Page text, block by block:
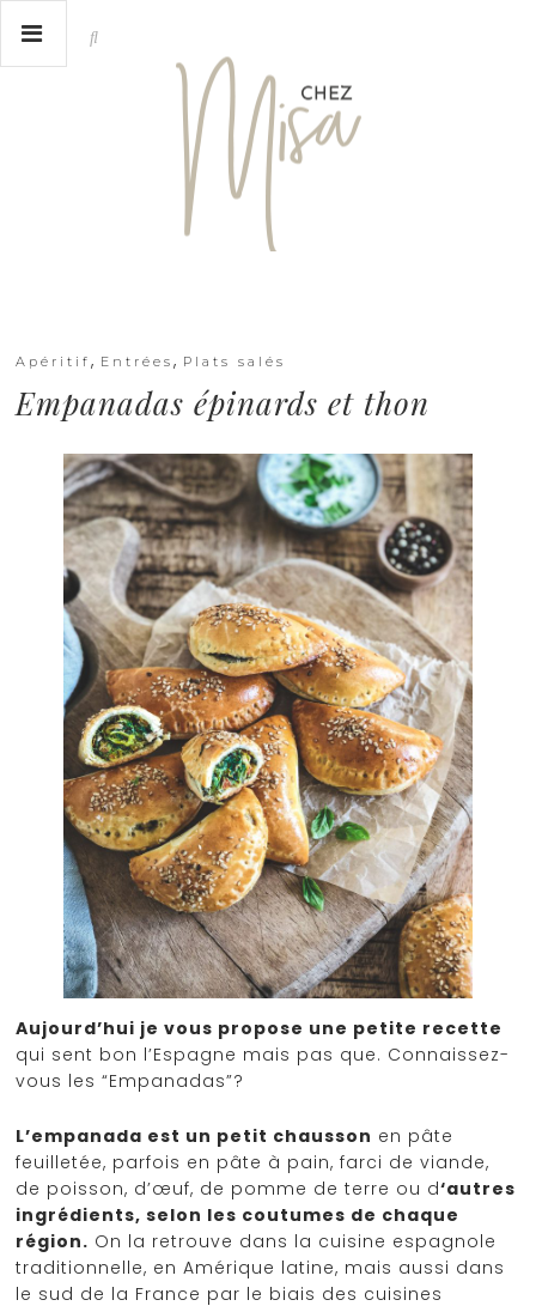
Apéritif, Entrées, Plats salés
Empanadas épinards et thon
Aujourd’hui je vous propose une petite recette
qui sent bon l’Espagne mais pas que. Connaissez-
vous les “Empanadas”?
L’empanada est un petit chausson en pâte
feuilletée, parfois en pâte à pain, farci de viande,
de poisson, d’œuf, de pomme de terre ou d‘autres
ingrédients, selon les coutumes de chaque
région. On la retrouve dans la cuisine espagnole
traditionnelle, en Amérique latine, mais aussi dans
le sud de la France par le biais des cuisines